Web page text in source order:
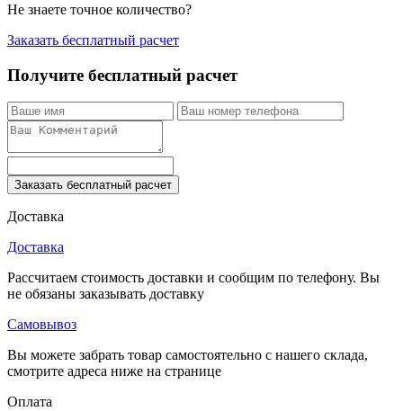
Не знаете точное количество?
Заказать бесплатный расчет
Получите бесплатный расчет
Заказать бесплатный расчет
Доставка
Доставка
Рассчитаем стоимость доставки и сообщим по телефону. Вы
не обязаны заказывать доставку
Самовывоз
Вы можете забрать товар самостоятельно с нашего склада,
смотрите адреса ниже на странице
Оплата